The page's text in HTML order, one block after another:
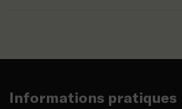
Informations pratiques